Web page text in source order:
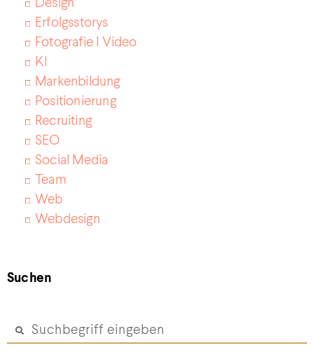
Design
Erfolgsstorys
Fotografie I Video
KI
Markenbildung
Positionierung
Recruiting
SEO
Social Media
Team
Web
Webdesign
Suchen